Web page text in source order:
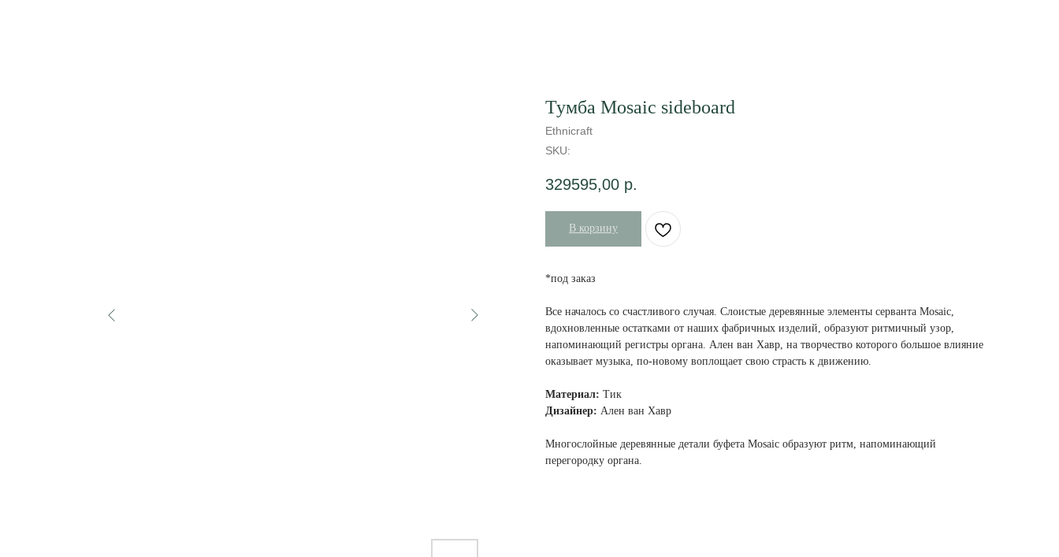
Тумба Mosaic sideboard
Ethnicraft
SKU:
329595,00 р.
В корзину
*под заказ
Все началось со счастливого случая. Слоистые деревянные элементы серванта Mosaic,
вдохновленные остатками от наших фабричных изделий, образуют ритмичный узор,
напоминающий регистры органа. Ален ван Хавр, на творчество которого большое влияние
оказывает музыка, по-новому воплощает свою страсть к движению.
Материал: Тик
Дизайнер: Ален ван Хавр
Многослойные деревянные детали буфета Mosaic образуют ритм, напоминающий
перегородку органа.